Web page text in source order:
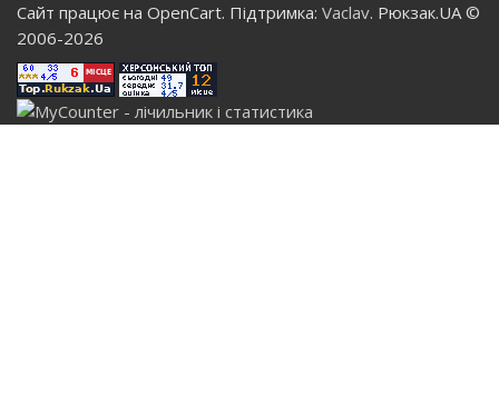
Сайт працює на OpenCart. Підтримка: Vaclav. Рюкзак.UA ©
2006-2026